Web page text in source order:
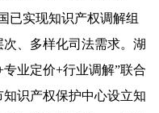
已实现知识产权调解组
、多样化司法需求。湖
业定价+行业调解”联合
识产权保护中心设立知